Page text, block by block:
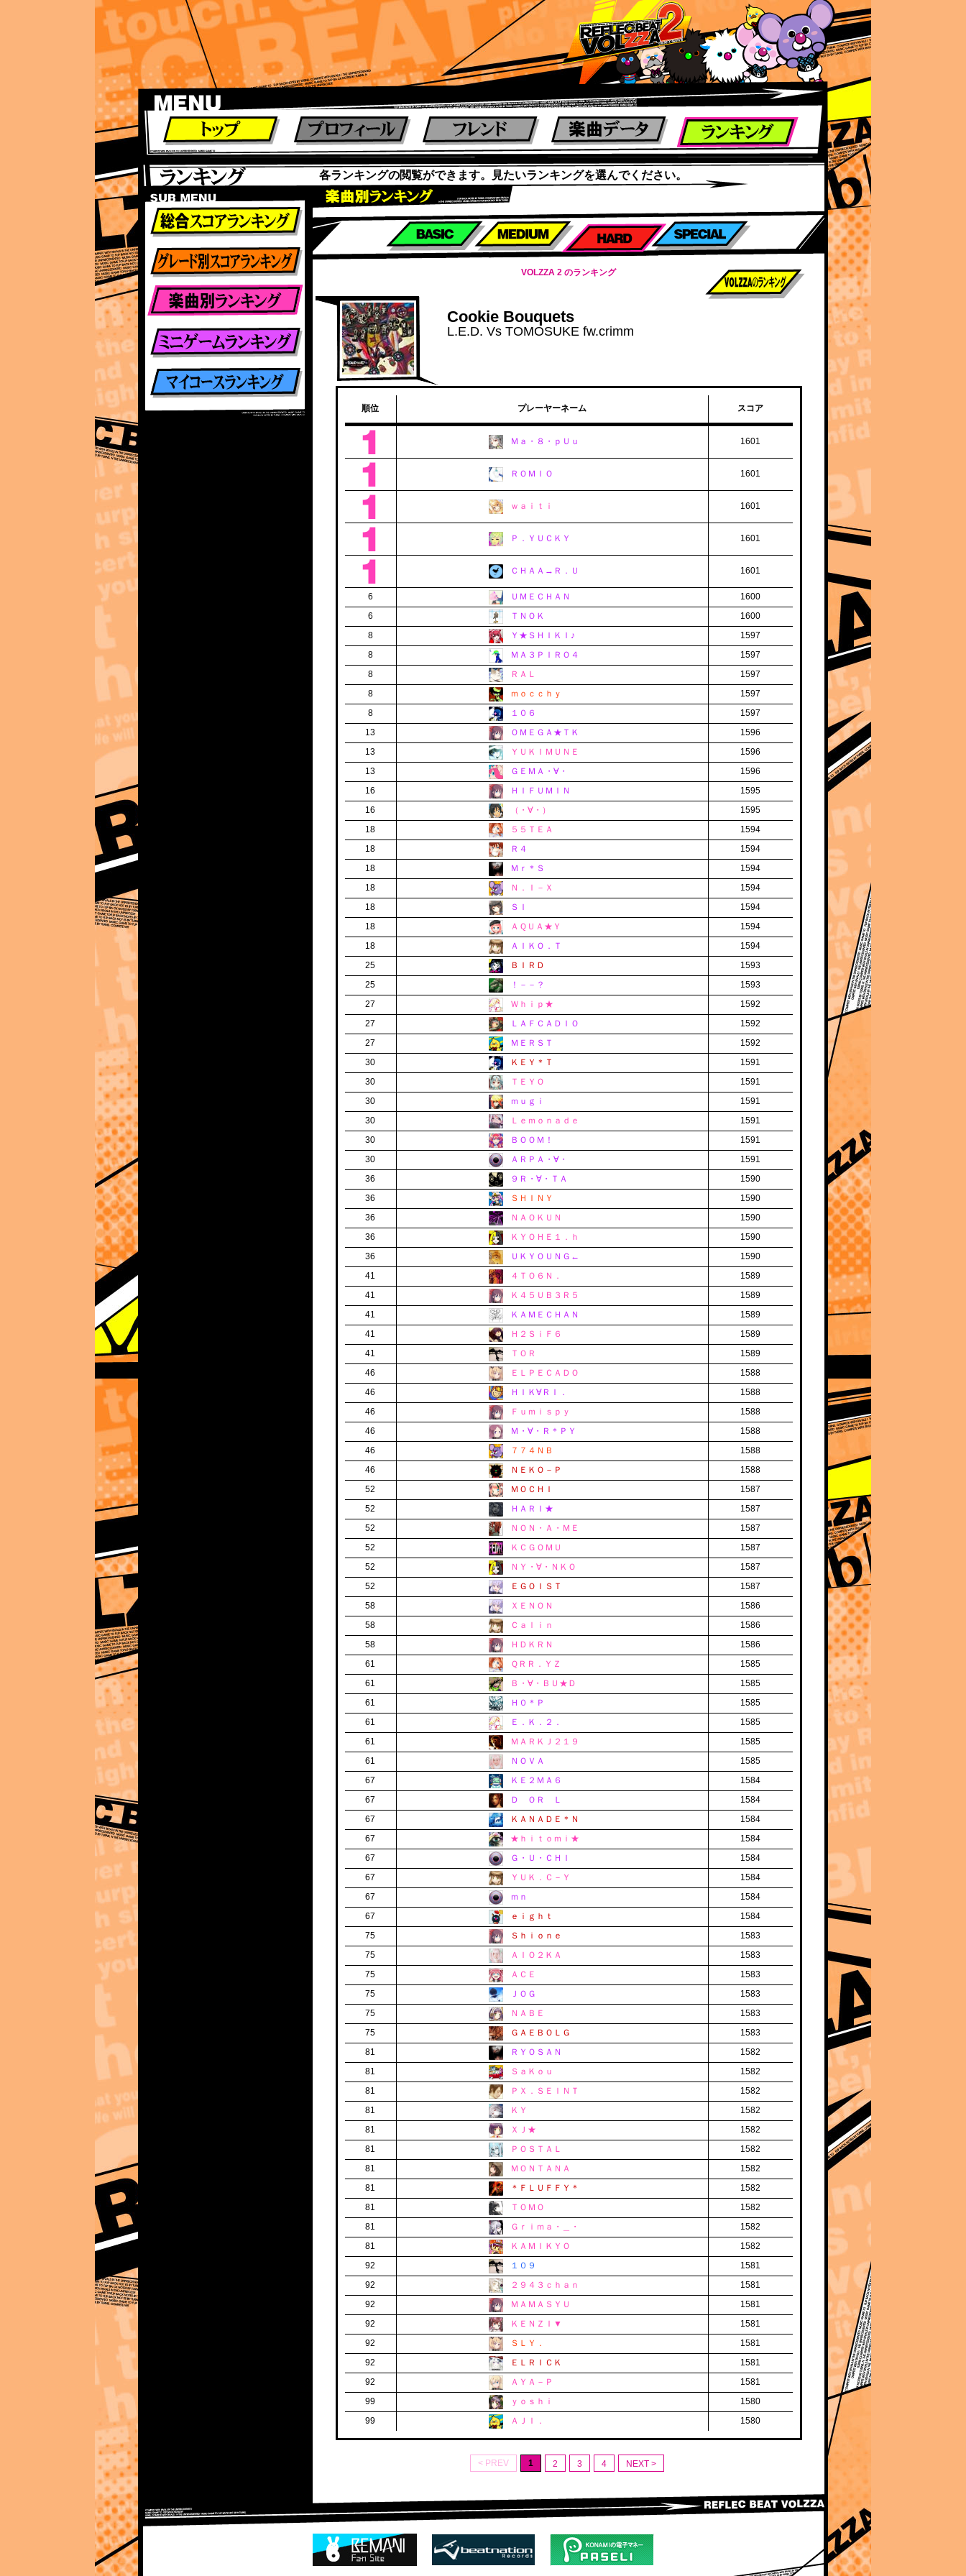
ランキング
各ランキングの閲覧ができます。見たいランキングを選んでください。
ランキング
グレード別ランキング
楽曲別スコアランキング
VOLZZA 2 のランキング
Cookie Bouquets
L.E.D. Vs TOMOSUKE fw.crimm
順位 プレーヤーネーム スコア
Ｍａ・８・ｐＵｕ 1601
ＲＯＭＩＯ 1601
ｗａｉｔｉ 1601
Ｐ．ＹＵＣＫＹ 1601
ＣＨＡＡ→Ｒ．Ｕ 1601
6 ＵＭＥＣＨＡＮ
1600
6
ＴＮＯＫ
1600
8
Ｙ★ＳＨＩＫＩ♪
1597
8
ＭＡ３ＰＩＲＯ４
1597
8
ＲＡＬ
1597
8
ｍｏｃｃｈｙ
1597
8
１０６
1597
13
ＯＭＥＧＡ★ＴＫ
1596
13
ＹＵＫＩＭＵＮＥ
1596
13
ＧＥＭＡ・∀・
1596
16
ＨＩＦＵＭＩＮ
1595
16
（・∀・）
1595
18
５５ＴＥＡ
1594
18
Ｒ４
1594
18
Ｍｒ＊Ｓ
1594
18
Ｎ．Ｉ－Ｘ
1594
18
ＳＩ
1594
18
ＡＱＵＡ★Ｙ
1594
18
ＡＩＫＯ．Ｔ
1594
25
ＢＩＲＤ
1593
25
！－－？
1593
27
Ｗｈｉｐ★
1592
27
ＬＡＦＣＡＤＩＯ
1592
27
ＭＥＲＳＴ
1592
30
ＫＥＹ＊Ｔ
1591
30
ＴＥＹＯ
1591
30
ｍｕｇｉ
1591
30
Ｌｅｍｏｎａｄｅ
1591
30
ＢＯＯＭ！
1591
30
ＡＲＰＡ・∀・
1591
36
９Ｒ・∀・ＴＡ
1590
36
ＳＨＩＮＹ
1590
36
ＮＡＯＫＵＮ
1590
36
ＫＹＯＨＥ１．ｈ
1590
36
ＵＫＹＯＵＮＧ←
1590
41
４ＴＯ６Ｎ．
1589
41
Ｋ４５ＵＢ３Ｒ５
1589
41
ＫＡＭＥＣＨＡＮ
1589
41
Ｈ２ＳｉＦ６
1589
41
ＴＯＲ
1589
46
ＥＬＰＥＣＡＤＯ
1588
46
ＨＩＫ∀ＲＩ．
1588
46
Ｆｕｍｉｓｐｙ
1588
46
Ｍ・∀・Ｒ＊ＰＹ
1588
46
７７４ＮＢ
1588
46
ＮＥＫＯ－Ｐ
1588
52
ＭＯＣＨＩ
1587
52
ＨＡＲＩ★
1587
52
ＮＯＮ・Ａ・ＭＥ
1587
52
ＫＣＧＯＭＵ
1587
52
ＮＹ・∀・ＮＫＯ
1587
52
ＥＧＯＩＳＴ
1587
58
ＸＥＮＯＮ
1586
58
Ｃａｌｉｎ
1586
58
ＨＤＫＲＮ
1586
61
ＱＲＲ．ＹＺ
1585
61
Ｂ・∀・ＢＵ★Ｄ
1585
61
Ｈ０＊Ｐ
1585
61
Ｅ．Ｋ．２．
1585
61
ＭＡＲＫＪ２１９
1585
61
ＮＯＶＡ
1585
67
ＫＥ２ＭＡ６
1584
67
Ｄ ＯＲ Ｌ
1584
67
ＫＡＮＡＤＥ＊Ｎ
1584
67
★ｈｉｔｏｍｉ★
1584
67
Ｇ・Ｕ・ＣＨＩ
1584
67
ＹＵＫ．Ｃ－Ｙ
1584
67
ｍｎ
1584
67
ｅｉｇｈｔ
1584
75
Ｓｈｉｏｎｅ
1583
75
ＡＩＯ２ＫＡ
1583
75
ＡＣＥ
1583
75
ＪＯＧ
1583
75
ＮＡＢＥ
1583
75
ＧＡＥＢＯＬＧ
1583
81
ＲＹＯＳＡＮ
1582
81
ＳａＫｏｕ
1582
81
ＰＸ．ＳＥＩＮＴ
1582
81
ＫＹ
1582
81
ＸＪ★
1582
81
ＰＯＳＴＡＬ
1582
81
ＭＯＮＴＡＮＡ
1582
81
＊ＦＬＵＦＦＹ＊
1582
81
ＴＯＭＯ
1582
81
Ｇｒｉｍａ・＿・
1582
81
ＫＡＭＩＫＹＯ
1582
92
１０９
1581
92
２９４３ｃｈａｎ
1581
92
ＭＡＭＡＳＹＵ
1581
92
ＫＥＮＺＩ▼
1581
92
ＳＬＹ．
1581
92
ＥＬＲＩＣＫ
1581
92
ＡＹＡ－Ｐ
1581
99
ｙｏｓｈｉ
1580
99
ＡＪＩ． 1580
< PREV 1 2 3 4 NEXT >